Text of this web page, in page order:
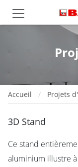
Accueil Projets
3D Stand
Ce stand
aluminium illustre